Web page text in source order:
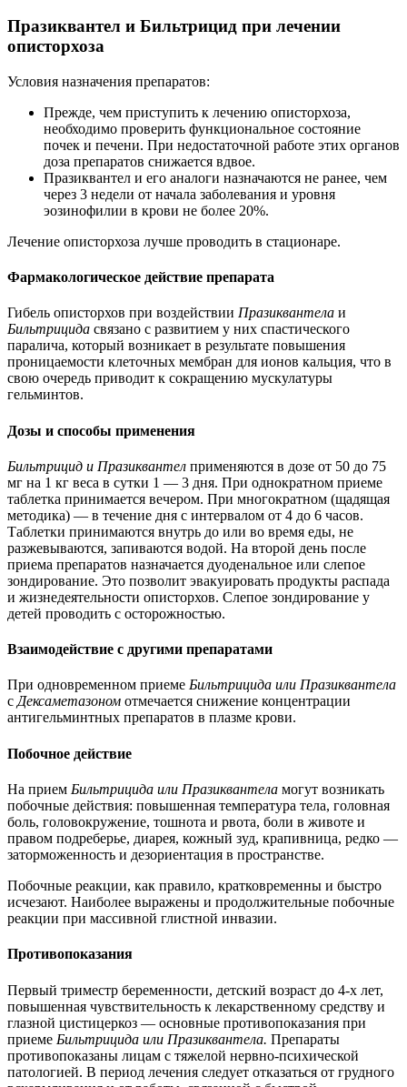
Празиквантел и Бильтрицид при лечении
описторхоза
Условия назначения препаратов:
Прежде, чем приступить к лечению описторхоза,
необходимо проверить функциональное состояние
почек и печени. При недостаточной работе этих органов
доза препаратов снижается вдвое.
Празиквантел и его аналоги назначаются не ранее, чем
через 3 недели от начала заболевания и уровня
эозинофилии в крови не более 20%.
Лечение описторхоза лучше проводить в стационаре.
Фармакологическое действие препарата
Гибель описторхов при воздействии Празиквантела и
Бильтрицида связано с развитием у них спастического
паралича, который возникает в результате повышения
проницаемости клеточных мембран для ионов кальция, что в
свою очередь приводит к сокращению мускулатуры
гельминтов.
Дозы и способы применения
Бильтрицид и Празиквантел применяются в дозе от 50 до 75
мг на 1 кг веса в сутки 1 — 3 дня. При однократном приеме
таблетка принимается вечером. При многократном (щадящая
методика) — в течение дня с интервалом от 4 до 6 часов.
Таблетки принимаются внутрь до или во время еды, не
разжевываются, запиваются водой. На второй день после
приема препаратов назначается дуоденальное или слепое
зондирование. Это позволит эвакуировать продукты распада
и жизнедеятельности описторхов. Слепое зондирование у
детей проводить с осторожностью.
Взаимодействие с другими препаратами
При одновременном приеме Бильтрицида или Празиквантела
сДексаметазоном отмечается снижение концентрации
антигельминтных препаратов в плазме крови.
Побочное действие
На прием Бильтрицида или Празиквантела могут возникать
побочные действия: повышенная температура тела, головная
боль, головокружение, тошнота и рвота, боли в животе и
правом подреберье, диарея, кожный зуд, крапивница, редко —
заторможенность и дезориентация в пространстве.
Побочные реакции, как правило, кратковременны и быстро
исчезают. Наиболее выражены и продолжительные побочные
реакции при массивной глистной инвазии.
Противопоказания
Первый триместр беременности, детский возраст до 4-х лет,
повышенная чувствительность к лекарственному средству и
глазной цистицеркоз — основные противопоказания при
приеме Бильтрицида или Празиквантела. Препараты
противопоказаны лицам с тяжелой нервно-психической
патологией. В период лечения следует отказаться от грудного